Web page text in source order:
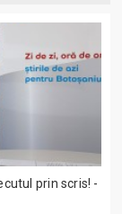
prin scris! -